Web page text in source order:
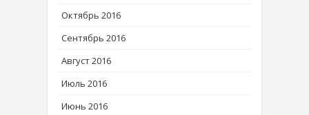
Октябрь 2016
Сентябрь 2016
Август 2016
Июль 2016
Июнь 2016